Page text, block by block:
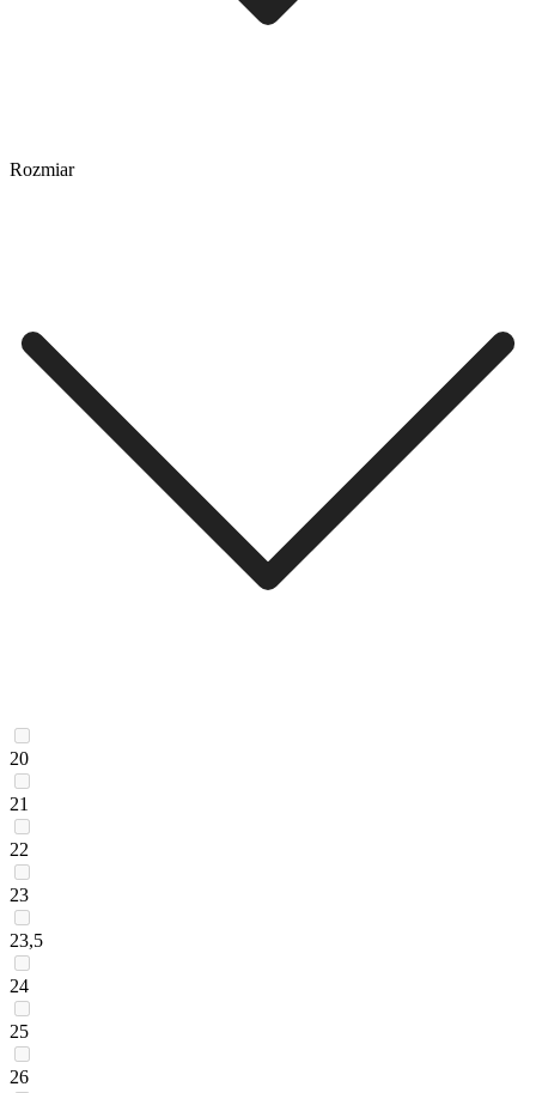
Rozmiar
20
21
22
23
23,5
24
25
26